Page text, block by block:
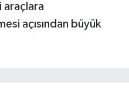
araçlara
açısından büyük